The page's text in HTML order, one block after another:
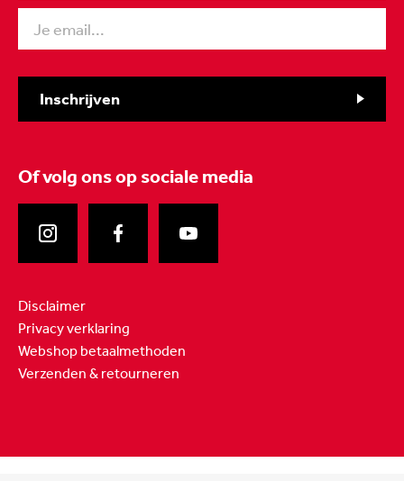
Inschrijven
Of volg onsop sociale media
Disclaimer
Privacy verklaring
Webshop betaalmethoden
Verzenden & retourneren